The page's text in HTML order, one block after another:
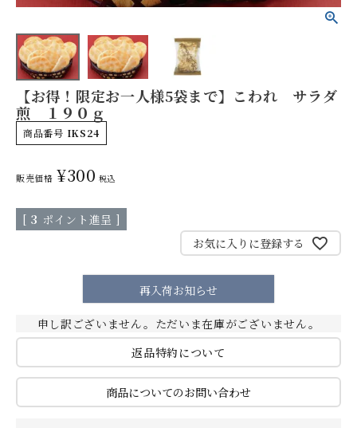
やみつきしみかりせん
人気ランキング
商品一覧（味付けから選ぶ）
季節の限定商品
贈り物
【お得！限定お一人様5袋まで】こわれ サラダ
煎 １９０ｇ
商品番号 IKS24
販売価格 ¥300 税込
[ 3 ポイント進呈 ]
お気に入りに登録する
再入荷お知らせ
申し訳ございません。ただいま在庫がございません。
返品特約について
商品についてのお問い合わせ